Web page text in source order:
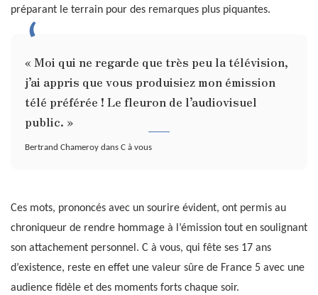
préparant le terrain pour des remarques plus piquantes.
« Moi qui ne regarde que très peu la télévision,
j’ai appris que vous produisiez mon émission
télé préférée ! Le fleuron de l’audiovisuel
public. »
Bertrand Chameroy dans C à vous
Ces mots, prononcés avec un sourire évident, ont permis au
chroniqueur de rendre hommage à l’émission tout en soulignant
son attachement personnel. C à vous, qui fête ses 17 ans
d’existence, reste en effet une valeur sûre de France 5 avec une
audience fidèle et des moments forts chaque soir.